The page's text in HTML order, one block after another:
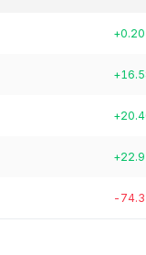
-